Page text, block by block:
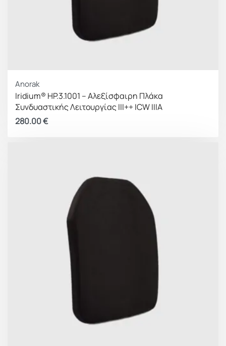
Anorak
Iridium® HP.3.1001 – Αλεξίσφαιρη Πλάκα
Συνδυαστικής Λειτουργίας III++ ICW IIIA
280.00€